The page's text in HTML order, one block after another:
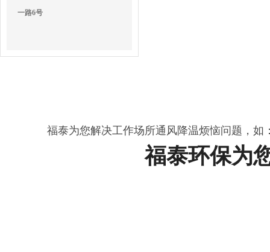
一路6号
福泰为您解决工作场所通风降温烦恼问题，
福泰环保为